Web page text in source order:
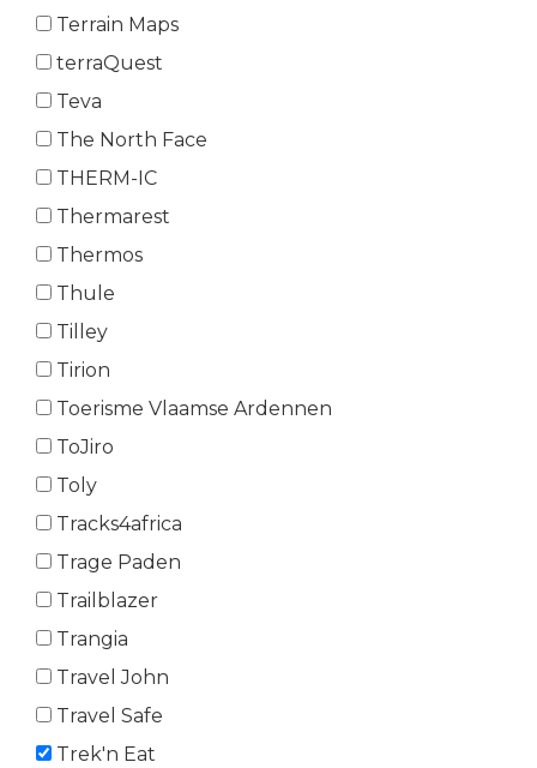
Terrain Maps
terraQuest
Teva
The North Face
THERM-IC
Thermarest
Thermos
Thule
Tilley
Tirion
Toerisme Vlaamse Ardennen
ToJiro
Toly
Tracks4africa
Trage Paden
Trailblazer
Trangia
Travel John
Travel Safe
Trek'n Eat